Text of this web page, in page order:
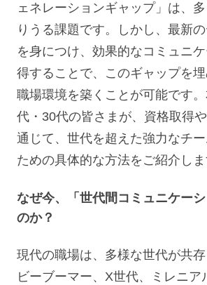
ェネレーションギャップ」は、
りうる課題です。しかし、最新
を身につけ、効果的なコミュニ
得することで、このギャップを
職場環境を築くことが可能です
代・30代の皆さまが、資格取得
通じて、世代を超えた強力なチ
ための具体的な方法をご紹介しま
なぜ今、「世代間コミュニケー
のか？
現代の職場は、多様な世代が共
ビーブーマー、X世代、ミレニア